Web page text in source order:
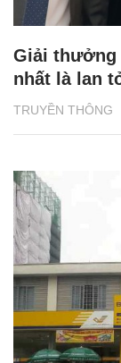
TRUYỀN THÔNG
Giải thưởng
nhất là lan